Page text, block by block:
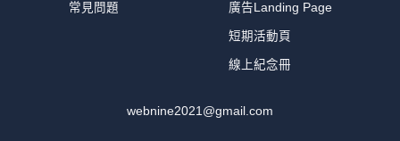
常見問題 廣告Landing Page
短期活動頁
線上紀念冊
webnine2021@gmail.com